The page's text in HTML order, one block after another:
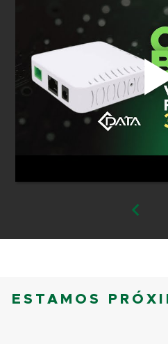
ESTAMOS